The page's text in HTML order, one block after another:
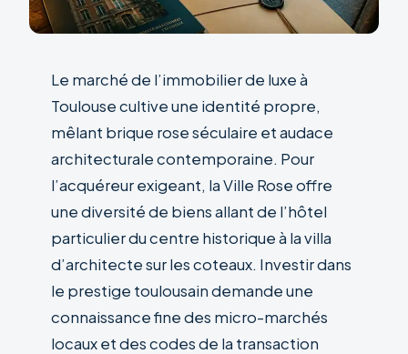
Le marché de l’immobilier de luxe à
Toulouse cultive une identité propre,
mêlant brique rose séculaire et audace
architecturale contemporaine. Pour
l’acquéreur exigeant, la Ville Rose offre
une diversité de biens allant de l’hôtel
particulier du centre historique à la villa
d’architecte sur les coteaux. Investir dans
le prestige toulousain demande une
connaissance fine des micro-marchés
locaux et des codes de la transaction